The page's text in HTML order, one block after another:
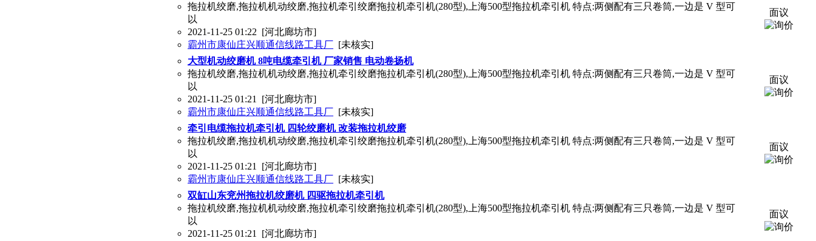
拖拉机绞磨,拖拉机机动绞磨,拖拉机牵引绞磨拖拉机牵引机(280型),上海500型拖拉机牵引机 特点:两侧配有三只卷筒,一边是 V 型可
以
2021-11-25 01:22 [河北廊坊市]
霸州市康仙庄兴顺通信线路工具厂 [未核实]
面议
大型机动绞磨机 8吨电缆牵引机 厂家销售 电动卷扬机
拖拉机绞磨,拖拉机机动绞磨,拖拉机牵引绞磨拖拉机牵引机(280型),上海500型拖拉机牵引机 特点:两侧配有三只卷筒,一边是 V 型可
以
2021-11-25 01:21 [河北廊坊市]
霸州市康仙庄兴顺通信线路工具厂 [未核实]
面议
牵引电缆拖拉机牵引机 四轮绞磨机 改装拖拉机绞磨
拖拉机绞磨,拖拉机机动绞磨,拖拉机牵引绞磨拖拉机牵引机(280型),上海500型拖拉机牵引机 特点:两侧配有三只卷筒,一边是 V 型可
以
2021-11-25 01:21 [河北廊坊市]
霸州市康仙庄兴顺通信线路工具厂 [未核实]
面议
双缸山东兖州拖拉机绞磨机 四驱拖拉机牵引机
拖拉机绞磨,拖拉机机动绞磨,拖拉机牵引绞磨拖拉机牵引机(280型),上海500型拖拉机牵引机 特点:两侧配有三只卷筒,一边是 V 型可
以
2021-11-25 01:21 [河北廊坊市]
面议